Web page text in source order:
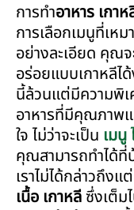
การทำอาหาร เกา
การเลือกเมนูที่เห
อย่างละเอียด คุณ
อร่อยแบบเกาหลีไ
นี้ล้วนแต่มีความพิเ
อาหารที่มีคุณภาพ
ใจ ไม่ว่าจะเป็น เมนู
คุณสามารถทำได้
เราไม่ได้กล่าวถึง
เนื้อ เกาหลีซึ่งเต็ม